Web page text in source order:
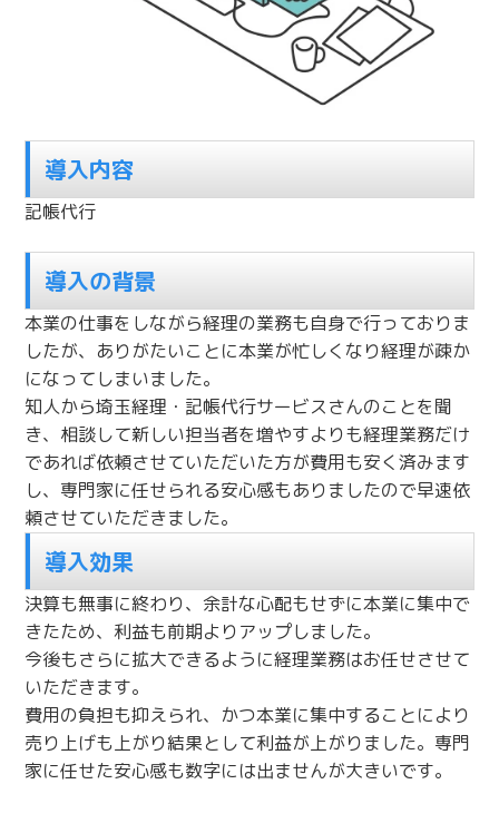
導入内容
記帳代行
導入の背景
本業の仕事をしながら経理の業務も自身で行っておりま
したが、ありがたいことに本業が忙しくなり経理が疎か
になってしまいました。
知人から埼玉経理・記帳代行サービスさんのことを聞
き、相談して新しい担当者を増やすよりも経理業務だけ
であれば依頼させていただいた方が費用も安く済みます
し、専門家に任せられる安心感もありましたので早速依
頼させていただきました。
導入効果
決算も無事に終わり、余計な心配もせずに本業に集中で
きたため、利益も前期よりアップしました。
今後もさらに拡大できるように経理業務はお任せさせて
いただきます。
費用の負担も抑えられ、かつ本業に集中することにより
売り上げも上がり結果として利益が上がりました。専門
家に任せた安心感も数字には出ませんが大きいです。